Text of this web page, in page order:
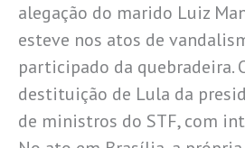
alegação do marido Luiz
esteve nos atos de
participado da quebradeira.
destituição de Lula da
de ministros do STF, com